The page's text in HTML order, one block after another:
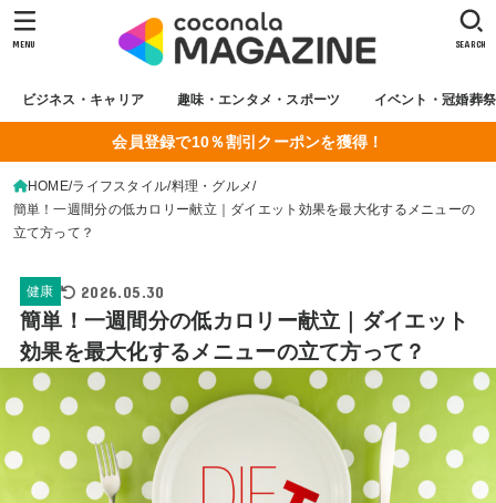
ビジネス・キャリア 趣味・エンタメ・スポーツ イベント・冠婚葬祭
SEARCH
MENU
会員登録で10％割引クーポンを獲得！
HOME ライフスタイル 料理・グルメ
簡単！一週間分の低カロリー献立｜ダイエット効果を最大化するメニューの
立て方って？
健康 2026.05.30
簡単！一週間分の低カロリー献立｜ダイエット
効果を最大化するメニューの立て方って？